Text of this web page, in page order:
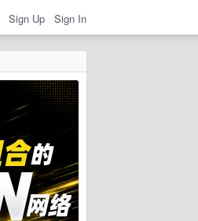
Sign Up Sign In